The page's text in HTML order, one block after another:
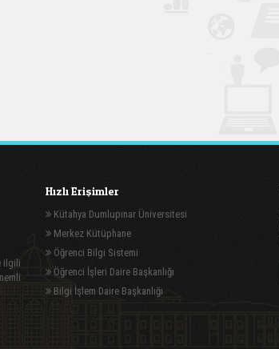
ilgili
Hızlı Erişimler
Kütahya Dumlupınar Üniversitesi
Merkez Kütüphane
Öğrenci Bilgi Sistemi
Öğrenci İşleri Daire Başkanlığı
Bilgi İşlem Daire Başkanlığı